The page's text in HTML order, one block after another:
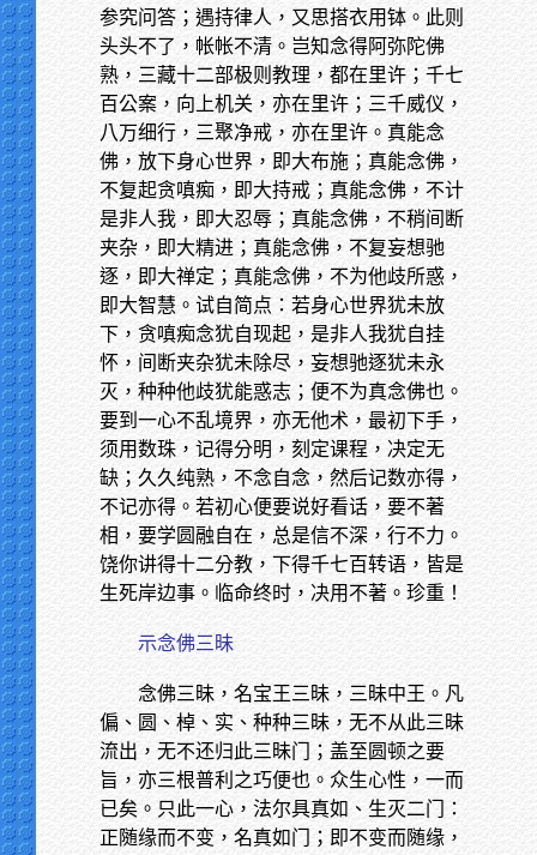
参究问答；遇持律人，又思搭衣用钵。此则
头头不了，帐帐不清。岂知念得阿弥陀佛
熟，三藏十二部极则教理，都在里许；千七
百公案，向上机关，亦在里许；三千威仪，
八万细行，三聚净戒，亦在里许。真能念
佛，放下身心世界，即大布施；真能念佛，
不复起贪嗔痴，即大持戒；真能念佛，不计
是非人我，即大忍辱；真能念佛，不稍间断
夹杂，即大精进；真能念佛，不复妄想驰
逐，即大禅定；真能念佛，不为他歧所惑，
即大智慧。试自简点：若身心世界犹未放
下，贪嗔痴念犹自现起，是非人我犹自挂
怀，间断夹杂犹未除尽，妄想驰逐犹未永
灭，种种他歧犹能惑志；便不为真念佛也。
要到一心不乱境界，亦无他术，最初下手，
须用数珠，记得分明，刻定课程，决定无
缺；久久纯熟，不念自念，然后记数亦得，
不记亦得。若初心便要说好看话，要不著
相，要学圆融自在，总是信不深，行不力。
饶你讲得十二分教，下得千七百转语，皆是
生死岸边事。临命终时，决用不著。珍重！
示念佛三昧
念佛三昧，名宝王三昧，三昧中王。凡
偏、圆、棹、实、种种三昧，无不从此三昧
流出，无不还归此三昧门；盖至圆顿之要
旨，亦三根普利之巧便也。众生心性，一而
已矣。只此一心，法尔具真如、生灭二门：
正随缘而不变，名真如门；即不变而随缘，